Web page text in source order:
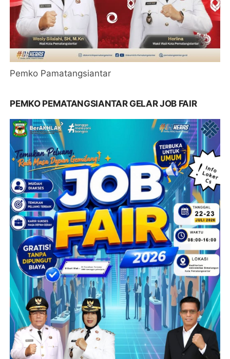
Pemko Pamatangsiantar
PEMKO PEMATANGSIANTAR GELAR JOB FAIR